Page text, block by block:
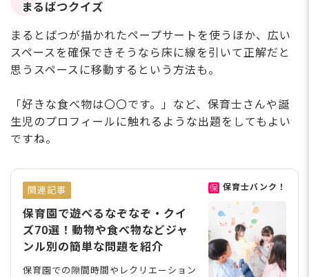
まるばつクイズ
まるとばつが描かれたペープサートを使うほか、広い
スペースを確保できそうなら床に線を引いて正解だと
思うスペースに移動するという方法も。
「好きな食べ物は〇〇です。」など、保育士さんや誕
生児のプロフィールに触れるような出題をしてもよい
ですね。
関連記事
保育園で遊べるなぞなぞ・クイ
ズ70選！動物や食べ物などジャ
ンル別の簡単な問題を紹介
保育園での隙間時間やレクリエーション
保育士バンク！